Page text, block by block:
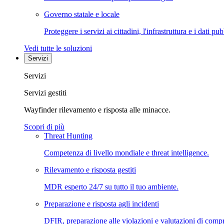
Governo statale e locale
Proteggere i servizi ai cittadini, l'infrastruttura e i dati
Vedi tutte le soluzioni
Servizi
Servizi
Servizi gestiti
Wayfinder rilevamento e risposta alle minacce.
Scopri di più
Threat Hunting
Competenza di livello mondiale e threat intelligence.
Rilevamento e risposta gestiti
MDR esperto 24/7 su tutto il tuo ambiente.
Preparazione e risposta agli incidenti
DFIR, preparazione alle violazioni e valutazioni di